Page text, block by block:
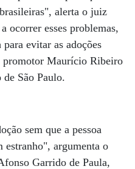
alerta o juiz
ocorrer esses problemas,
evitar as adoções
promotor Maurício Ribeiro
São Paulo.
sem que a pessoa
argumenta o
Garrido de Paula,